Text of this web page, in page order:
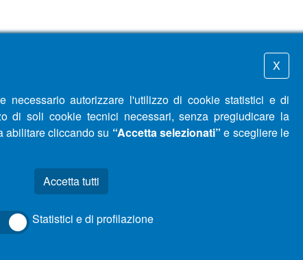
X
necessario autorizzare l'utilizzo di cookie statistici e di
di soli cookie tecnici necessari, senza pregiudicare la
abilitare cliccando su “Accetta selezionati” e scegliere le
Statistici e di profilazione